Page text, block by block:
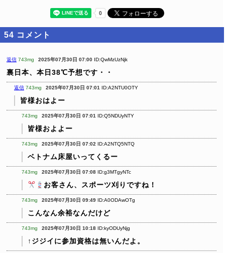
54 コメント
返信 743mg 2025年07月30日 07:00 ID:QwMzUzNjk
裏日本、本日38℃予想です・・
返信 743mg 2025年07月30日 07:01 ID:A2NTU0OTY
皆様おはよー
743mg 2025年07月30日 07:01 ID:Q5NDUyNTY
皆様およよー
743mg 2025年07月30日 07:02 ID:A2NTQ5NTQ
ベトナム床屋いってくるー
743mg 2025年07月30日 07:08 ID:g3MTgyNTc
お客さん、スポーツ刈りですね！
743mg 2025年07月30日 09:49 ID:A0ODAwOTg
こんなん余裕なんだけど
743mg 2025年07月30日 10:18 ID:kyODUyNjg
↑ジジイに参加資格は無いんだよ。